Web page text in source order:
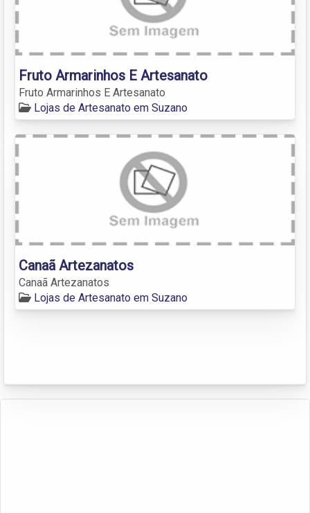
Fruto Armarinhos E Artesanato
Fruto Armarinhos E Artesanato
Lojas de Artesanato em Suzano
Canaã Artezanatos
Canaã Artezanatos
Lojas de Artesanato em Suzano